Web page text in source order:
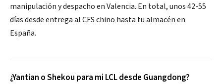
manipulación y despacho en Valencia. En total, unos 42-55
días desde entrega al CFS chino hasta tu almacén en
España.
¿Yantian o Shekou para mi LCL desde Guangdong?